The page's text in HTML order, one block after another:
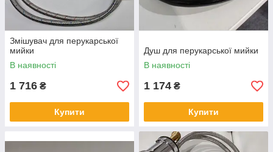
Змішувач для перукарської
мийки
В наявності
1 716 ₴
Купити
Душ для перукарської мийки
В наявності
1 174 ₴
Купити